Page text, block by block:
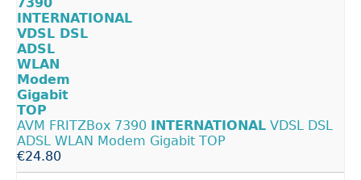
AVM FRITZBox 7390 INTERNATIONAL VDSL DSL
ADSL WLAN Modem Gigabit TOP
€24.80